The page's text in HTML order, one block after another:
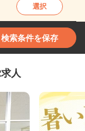
選択
検索条件を保存
人